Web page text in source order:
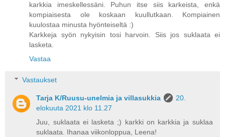
karkkia imeskellessäni. Puhun itse siis karkeista, enkä
kompiaisesta ole koskaan kuullutkaan. Kompiainen
kuulostaa minusta hyönteiseltä :)
Karkkeja syön nykyisin tosi harvoin. Siis jos suklaata ei
lasketa.
Vastaa
Vastaukset
Tarja K/Ruusu-unelmia ja villasukkia
20.
elokuuta 2021 klo 11.27
Juu, suklaata ei lasketa ;) karkki on karkkia ja suklaa
suklaata. Ihanaa viikonloppua, Leena!